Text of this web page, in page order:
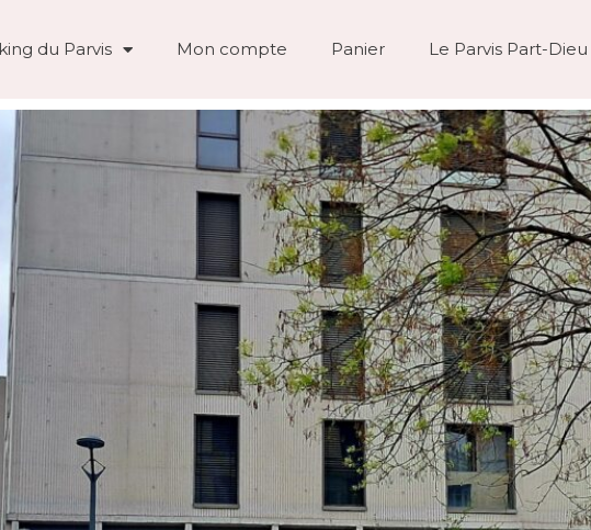
du Parvis Mon compte Panier Le Parvis Part-Dieu